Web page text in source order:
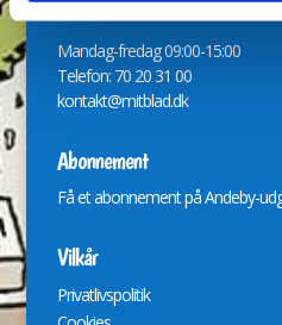
Håndter dit abonnement på:
Mandag-fredag 09:00-15:00
Telefon: 70 20 31 00
kontakt@mitblad.dk
Abonnement
Få et abonnement på Andeby-
Vilkår
Privatlivspolitik